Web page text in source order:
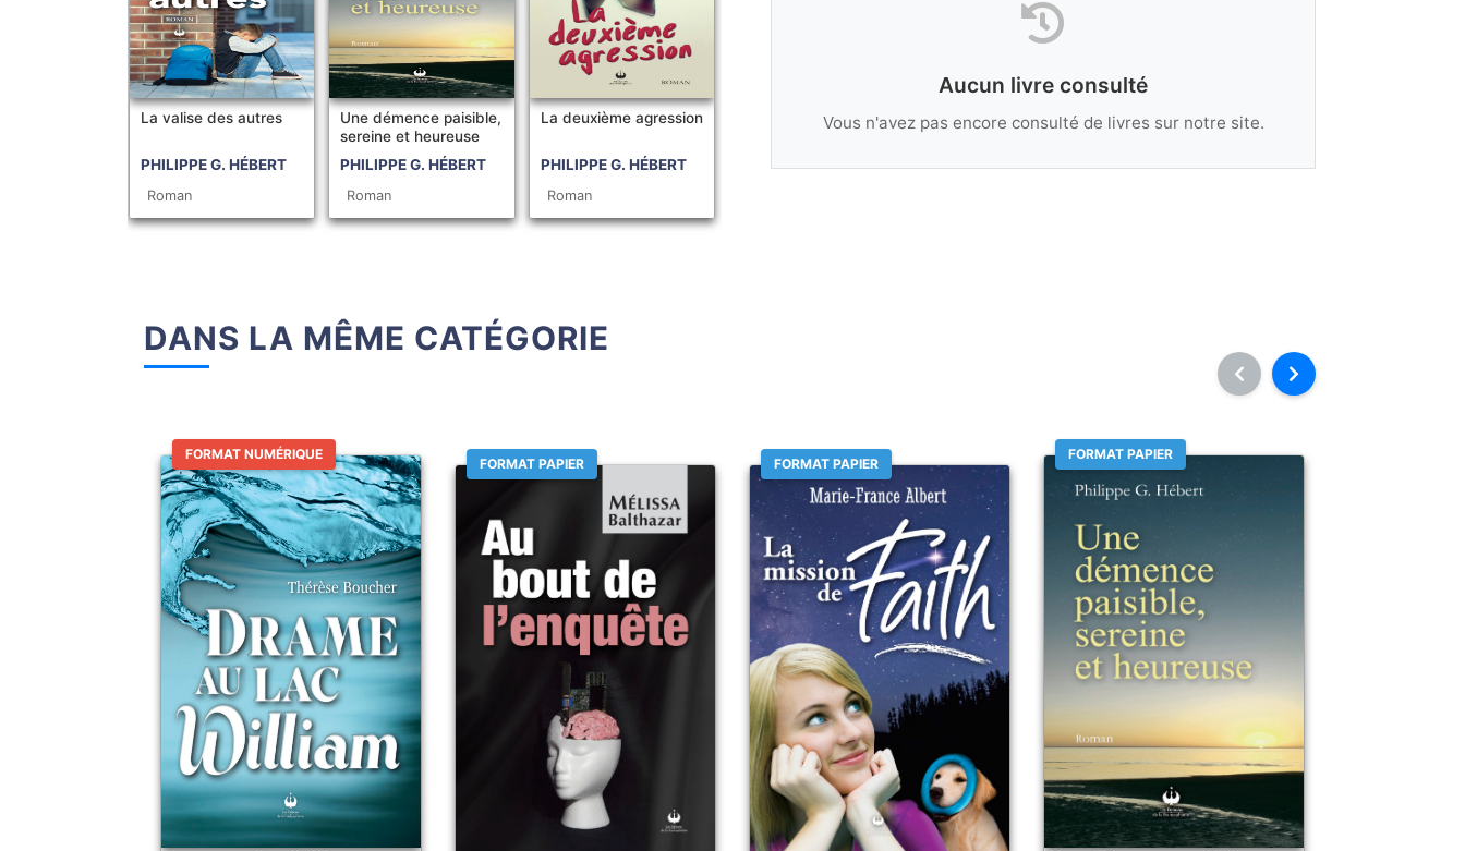
La valise des autres
PHILIPPE G. HÉBERT
Roman
Une démence paisible,
sereine et heureuse
PHILIPPE G. HÉBERT
Roman
La deuxième agression
PHILIPPE G. HÉBERT
Roman
Aucun livre consulté
Vous n'avez pas encore consulté de livres sur notre site.
DANS LA MÊME CATÉGORIE
FORMAT NUMÉRIQUE
FORMAT PAPIER FORMAT PAPIER
FORMAT PAPIER